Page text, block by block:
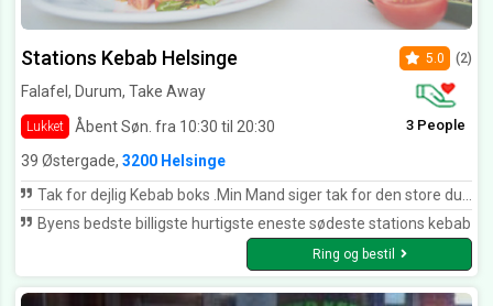
Stations Kebab Helsinge
Falafel, Durum, Take Away
Lukket Åbent Søn. fra 10:30 til 20:30
5.0 (2)
3 People
39 Østergade, 3200 Helsinge
Tak for dejlig Kebab boks .Min Mand siger tak for den store durumrulle med din hjemmelavede chilisauce , den varmede godt.. griner. Byens bedste kebab -
Byens bedste billigste hurtigste eneste sødeste stations kebab
Ring og bestil